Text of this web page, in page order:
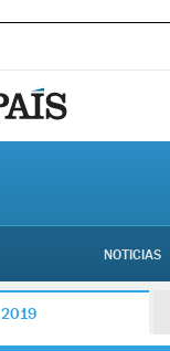
NOTICIAS
2019